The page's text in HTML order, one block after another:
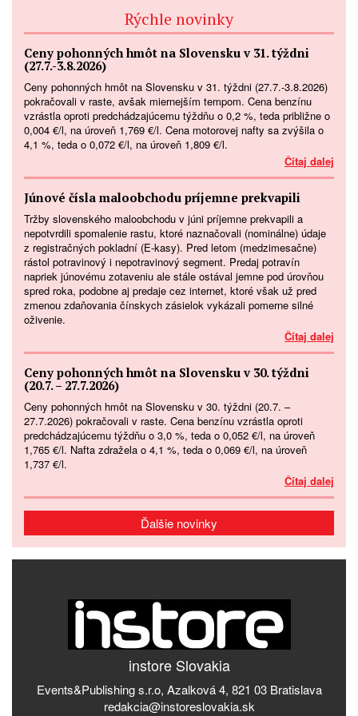
Rýchle novinky
Ceny pohonných hmôt na Slovensku v 31. týždni
(27.7.-3.8.2026)
Ceny pohonných hmôt na Slovensku v 31. týždni (27.7.-3.8.2026)
pokračovali v raste, avšak miernejším tempom. Cena benzínu
vzrástla oproti predchádzajúcemu týždňu o 0,2 %, teda približne o
0,004 €/l, na úroveň 1,769 €/l. Cena motorovej nafty sa zvýšila o
4,1 %, teda o 0,072 €/l, na úroveň 1,809 €/l.
Čítaj dalej
Júnové čísla maloobchodu príjemne prekvapili
Tržby slovenského maloobchodu v júni príjemne prekvapili a
nepotvrdili spomalenie rastu, ktoré naznačovali (nominálne) údaje
z registračných pokladní (E-kasy). Pred letom (medzimesačne)
rástol potravinový i nepotravinový segment. Predaj potravín
napriek júnovému zotaveniu ale stále ostával jemne pod úrovňou
spred roka, podobne aj predaje cez internet, ktoré však už pred
zmenou zdaňovania čínskych zásielok vykázali pomerne silné
oživenie.
Čítaj dalej
Ceny pohonných hmôt na Slovensku v 30. týždni
(20.7. – 27.7.2026)
Ceny pohonných hmôt na Slovensku v 30. týždni (20.7. –
27.7.2026) pokračovali v raste. Cena benzínu vzrástla oproti
predchádzajúcemu týždňu o 3,0 %, teda o 0,052 €/l, na úroveň
1,765 €/l. Nafta zdražela o 4,1 %, teda o 0,069 €/l, na úroveň
1,737 €/l.
Čítaj dalej
Ďalšie novinky
instore Slovakia
Events&Publishing s.r.o, Azalková 4, 821 03 Bratislava
redakcia@instoreslovakia.sk